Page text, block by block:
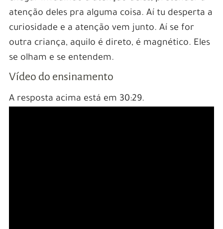
atenção deles pra alguma coisa. Aí tu desperta a
curiosidade e a atenção vem junto. Aí se for
outra criança, aquilo é direto, é magnético. Eles
se olham e se entendem.
Vídeo do ensinamento
A resposta acima está em 30:29.